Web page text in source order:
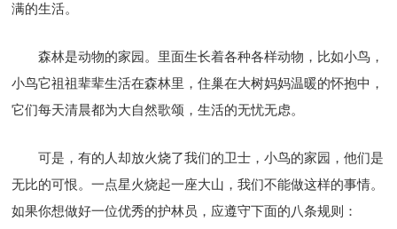
满的生活。
森林是动物的家园。里面生长着各种各样动物，比如小鸟，
小鸟它祖祖辈辈生活在森林里，住巢在大树妈妈温暖的怀抱中，
它们每天清晨都为大自然歌颂，生活的无忧无虑。
可是，有的人却放火烧了我们的卫士，小鸟的家园，他们是
无比的可恨。一点星火烧起一座大山，我们不能做这样的事情。
如果你想做好一位优秀的护林员，应遵守下面的八条规则：